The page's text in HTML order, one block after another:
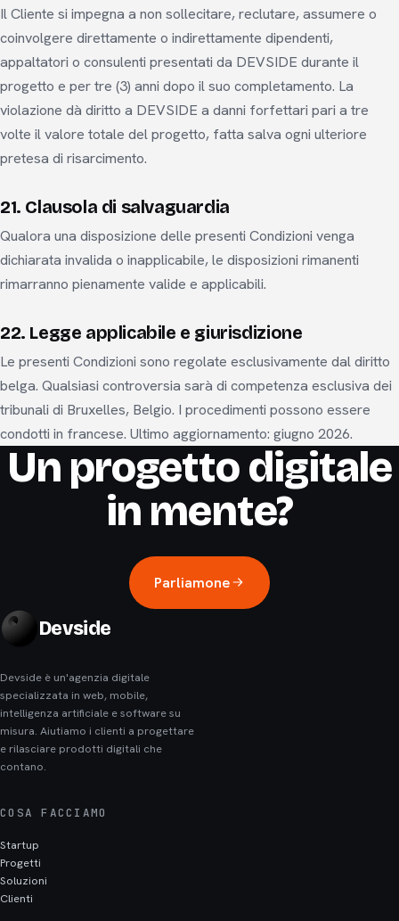
Il Cliente si impegna a non sollecitare, reclutare, assumere o
coinvolgere direttamente o indirettamente dipendenti,
appaltatori o consulenti presentati da DEVSIDE durante il
progetto e per tre (3) anni dopo il suo completamento. La
violazione dà diritto a DEVSIDE a danni forfettari pari a tre
volte il valore totale del progetto, fatta salva ogni ulteriore
pretesa di risarcimento.
21. Clausola di salvaguardia
Qualora una disposizione delle presenti Condizioni venga
dichiarata invalida o inapplicabile, le disposizioni rimanenti
rimarranno pienamente valide e applicabili.
22. Legge applicabile e giurisdizione
Le presenti Condizioni sono regolate esclusivamente dal diritto
belga. Qualsiasi controversia sarà di competenza esclusiva dei
tribunali di Bruxelles, Belgio. I procedimenti possono essere
condotti in francese. Ultimo aggiornamento: giugno 2026.
Un progetto digitale
in mente?
Parliamone
Devside
Devside è un'agenzia digitale
specializzata in web, mobile,
intelligenza artificiale e software su
misura. Aiutiamo i clienti a progettare
e rilasciare prodotti digitali che
contano.
COSA FACCIAMO
Startup
Progetti
Soluzioni
Clienti